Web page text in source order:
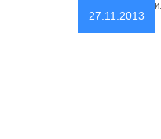
27.11.2013